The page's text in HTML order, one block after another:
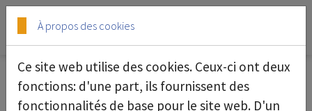
Skip to main content
Skip to page footer
À propos des cookies
Ce site web utilise des cookies. Ceux-ci ont deux
fonctions: d'une part, ils fournissent des
fonctionnalités de base pour le site web. D'un